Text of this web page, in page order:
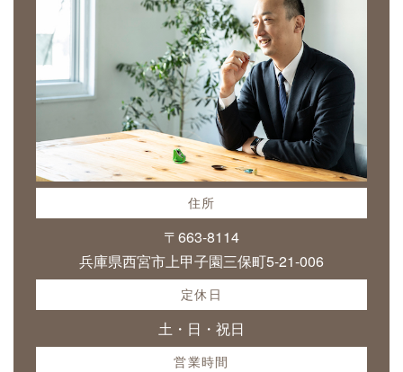
住所
〒663-8114
兵庫県西宮市上甲子園三保町5-21-006
定休日
土・日・祝日
営業時間